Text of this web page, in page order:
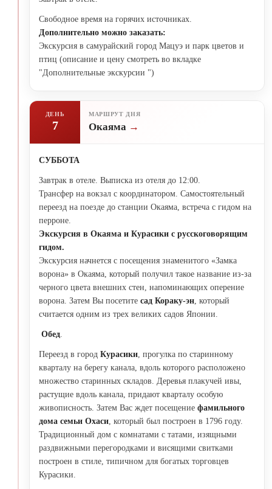
Свободное время на горячих источниках.
Дополнительно можно заказать:
Экскурсия в самурайский город Мацуэ и парк цветов и
птиц (описание и цену смотреть во вкладке
"Дополнительные экскурсии ")
ДЕНЬ
7
МАРШРУТ ДНЯ
Окаяма
СУББОТА
Завтрак в отеле. Выписка из отеля до 12:00.
Трансфер на вокзал с координатором. Самостоятельный
переезд на поезде до станции Окаяма, встреча с гидом на
перроне.
Экскурсия в Окаяма и Курасики с русскоговорящим
гидом.
Экскурсия начнется с посещения знаменитого «Замка
ворона» в Окаяма, который получил такое название из-за
черного цвета внешних стен, напоминающих оперение
ворона. Затем Вы посетите сад Кораку-эн , который
считается одним из трех великих садов Японии.
Обед
Переезд в город Курасики , прогулка по старинному
кварталу на берегу канала, вдоль которого расположено
множество старинных складов. Деревья плакучей ивы,
растущие вдоль канала, придают кварталу особую
живописность. Затем Вас ждет посещение фамильного
дома семьи Охаси , который был построен в 1796 году.
Традиционный дом с комнатами с татами, изящными
раздвижными перегородками и висящими свитками
построен в стиле, типичном для богатых торговцев
Курасики.